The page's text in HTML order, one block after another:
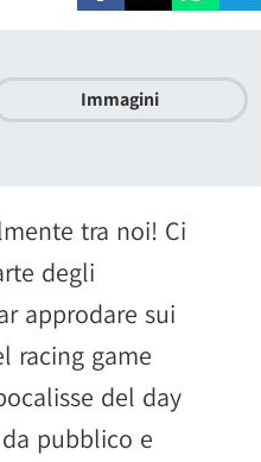
Immagini
tra noi! Ci
degli
approdare sui
racing game
del day
pubblico e